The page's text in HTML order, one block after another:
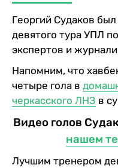
Георгий Судаков
девятого тура УПЛ
экспертов и
Напомним, что
четыре гола в
черкасского ЛНЗ в
Видео голов
нашем
Лучшим тренером